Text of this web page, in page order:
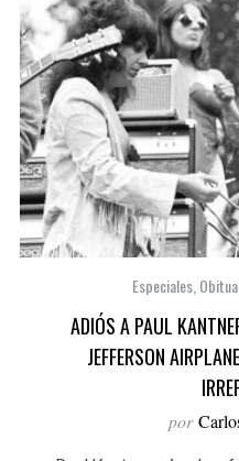
Especiales
ADIÓS A PAUL
JEFFERSON
por